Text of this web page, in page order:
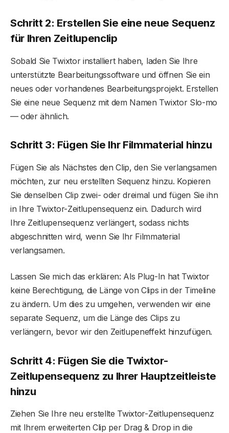
Schritt 2: Erstellen Sie eine neue Sequenz
für Ihren Zeitlupenclip
Sobald Sie Twixtor installiert haben, laden Sie Ihre
unterstützte Bearbeitungssoftware und öffnen Sie ein
neues oder vorhandenes Bearbeitungsprojekt. Erstellen
Sie eine neue Sequenz mit dem Namen Twixtor Slo-mo
⁠— oder ähnlich.
Schritt 3: Fügen Sie Ihr Filmmaterial hinzu
Fügen Sie als Nächstes den Clip, den Sie verlangsamen
möchten, zur neu erstellten Sequenz hinzu. Kopieren
Sie denselben Clip zwei- oder dreimal und fügen Sie ihn
in Ihre Twixtor-Zeitlupensequenz ein. Dadurch wird
Ihre Zeitlupensequenz verlängert, sodass nichts
abgeschnitten wird, wenn Sie Ihr Filmmaterial
verlangsamen.
Lassen Sie mich das erklären: Als Plug-In hat Twixtor
keine Berechtigung, die Länge von Clips in der Timeline
zu ändern. Um dies zu umgehen, verwenden wir eine
separate Sequenz, um die Länge des Clips zu
verlängern, bevor wir den Zeitlupeneffekt hinzufügen.
Schritt 4: Fügen Sie die Twixtor-
Zeitlupensequenz zu Ihrer Hauptzeitleiste
hinzu
Ziehen Sie Ihre neu erstellte Twixtor-Zeitlupensequenz
mit Ihrem erweiterten Clip per Drag & Drop in die